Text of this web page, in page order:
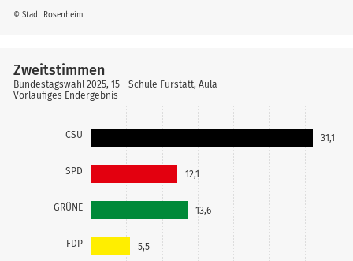
© Stadt Rosenheim
CSU
SPD
GRÜNE
FDP
31,1
12,1
13,6
5,5
Zweitstimmen
Bundestagswahl 2025, 15 - Schule Fürstätt, Aula
Vorläufiges Endergebnis